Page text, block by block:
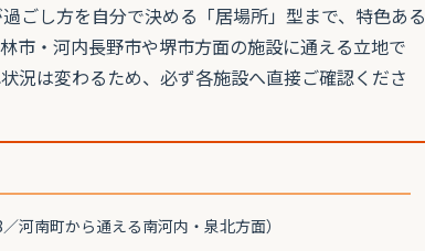
ごし方を自分で決める「居場所」型まで、特色ある
市・河内長野市や堺市方面の施設に通える立地で
況は変わるため、必ず各施設へ直接ご確認くださ
河南町から通える南河内・泉北方面）